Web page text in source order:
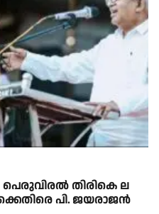
പെ​രു​വി​ര​ൽ തി​രി​കെ ല​
പി. ​ജ​യ​രാ​ജ​ന്‍